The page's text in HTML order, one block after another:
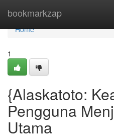
bookmarkzap
Home
Home
1
{Alaskatoto:
Pengguna
Utama